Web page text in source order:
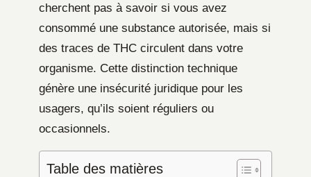
cherchent pas à savoir si vous avez
consommé une substance autorisée, mais si
des traces de THC circulent dans votre
organisme. Cette distinction technique
génère une insécurité juridique pour les
usagers, qu’ils soient réguliers ou
occasionnels.
Table des matières